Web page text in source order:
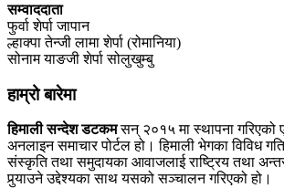
सम्वाददाता
फुर्वा शेर्पा जापान
ल्हाक्पा तेन्जी लामा शेर्पा (रोमानिया)
सोनाम याङजी शेर्पा सोलुखुम्बु
हाम्रो बारेमा
हिमाली सन्देश डटकमसन् २०१५ मा स्थापना गरिएको
अनलाइन समाचार पोर्टल हो। हिमाली भेगका विविध
संस्कृति तथा समुदायका आवाजलाई राष्ट्रिय तथा
पुर्‍याउने उद्देश्यका साथ यसको सञ्चालन गरिएको हो।